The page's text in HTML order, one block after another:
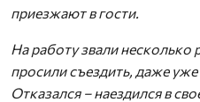
приезжают в гости.
На работу звали несколько
просили съездить, даже
Отказался – наездился в